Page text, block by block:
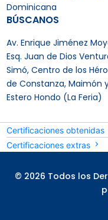
Dominicana
BÚSCANOS
Av. Enrique Jiménez
Esq. Juan de Dios
Simó, Centro de los
de Constanza, Maimón
Estero Hondo (La Feria)
Certificaciones obtenidas
Certificaciones extras
© 2026 Todos los